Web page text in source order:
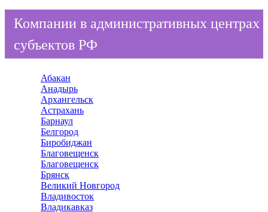
Компании в административных центрах
субъектов РФ
Абакан
Анадырь
Архангельск
Астрахань
Барнаул
Белгород
Биробиджан
Благовещенск
Благовещенск
Брянск
Великий Новгород
Владивосток
Владикавказ